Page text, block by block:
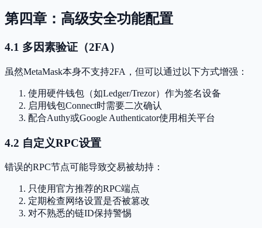
第四章：高级安全功能配置
4.1 多因素验证（2FA）
虽然MetaMask本身不支持2FA，但可以通过以下方式增强：
使用硬件钱包（如Ledger/Trezor）作为签名设备
启用钱包Connect时需要二次确认
配合Authy或Google Authenticator使用相关平台
4.2 自定义RPC设置
错误的RPC节点可能导致交易被劫持：
只使用官方推荐的RPC端点
定期检查网络设置是否被篡改
对不熟悉的链ID保持警惕